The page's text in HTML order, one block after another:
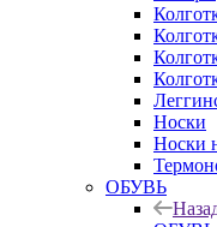
Носки
Носки
ОБУВЬ